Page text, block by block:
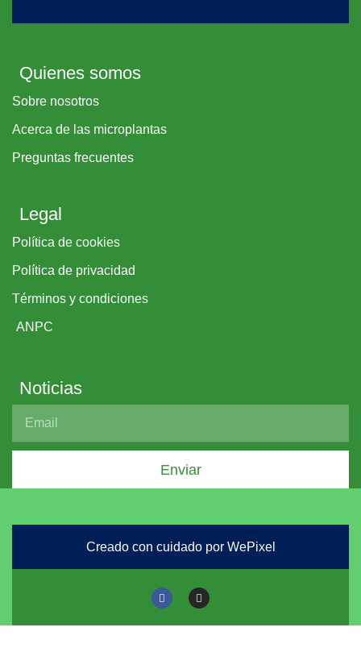
Quienes somos
Sobre nosotros
Acerca de las microplantas
Preguntas frecuentes
Legal
Política de cookies
Política de privacidad
Términos y condiciones
ANPC
Noticias
Enviar
Creado con cuidado por WePixel